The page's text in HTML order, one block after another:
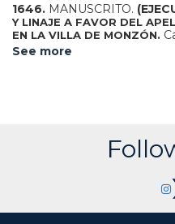
1646. MANUSCRITO.
Y LINAJE A FAVOR DEL
EN LA VILLA DE MONZÓN.
dada íntegramente sobre
Dado en Zaragoza el 12 de
de armas y la certificación
See more